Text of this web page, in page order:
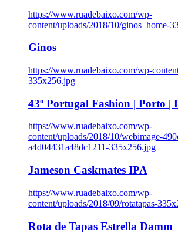
https://www.ruadebaixo.com/wp-
content/uploads/2018/10/ginos_home-
Ginos
https://www.ruadebaixo.com/wp-
335x256.jpg
43º Portugal Fashion | Porto |
https://www.ruadebaixo.com/wp-
content/uploads/2018/10/webimage-
a4d04431a48dc1211-335x256.jpg
Jameson Caskmates IPA
https://www.ruadebaixo.com/wp-
content/uploads/2018/09/rotatapas-
Rota de Tapas Estrella Damm